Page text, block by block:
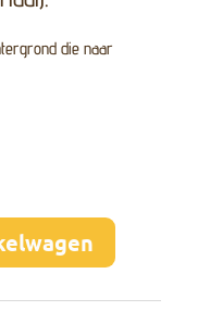
die naar